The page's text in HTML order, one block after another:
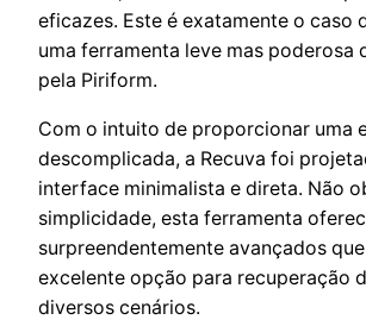
eficazes. Este é exatamente o caso
uma ferramenta leve mas poderosa
pela Piriform.
Com o intuito de proporcionar uma
descomplicada, a Recuva foi
interface minimalista e direta. Não
simplicidade, esta ferramenta
surpreendentemente avançados
excelente opção para recuperação
diversos cenários.